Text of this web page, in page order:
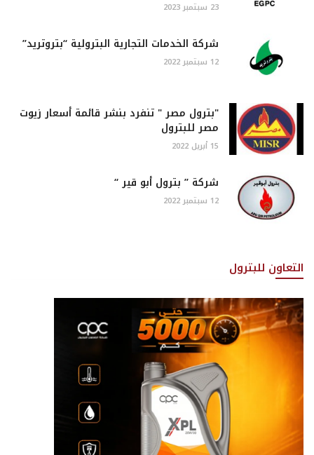
23 سبتمبر 2023
شركة الخدمات التجارية البترولية “بتروتريد”
12 سبتمبر 2022
"بترول مصر " تنفرد بنشر قائمة أسعار زيوت
مصر للبترول
15 أبريل 2022
شركة ” بترول أبو قير “
12 سبتمبر 2022
التعاون للبترول